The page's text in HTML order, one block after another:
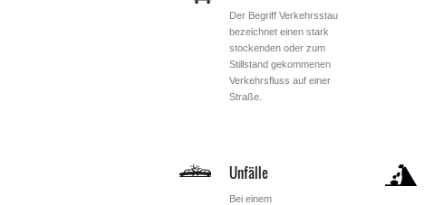
Der Begriff Verkehrsstau
bezeichnet einen stark
stockenden oder zum
Stillstand gekommenen
Verkehrsfluss auf einer
Straße.
Unfälle
Bei einem